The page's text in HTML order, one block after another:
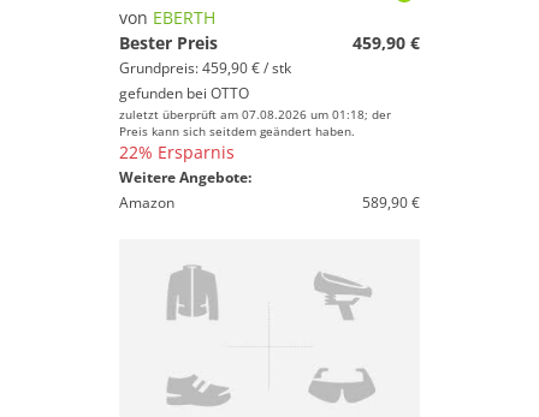
von EBERTH
Bester Preis
459,90 €
Grundpreis: 459,90 € / stk
gefunden bei OTTO
zuletzt überprüft am 07.08.2026 um 01:18; der
Preis kann sich seitdem geändert haben.
22% Ersparnis
Weitere Angebote:
Amazon
589,90 €